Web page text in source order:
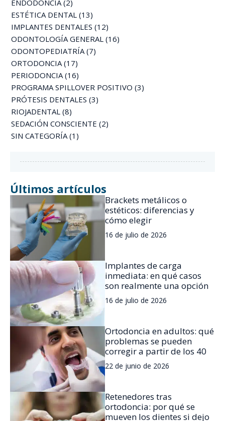
ENDODONCIA(2)
ESTÉTICA DENTAL (13)
IMPLANTES DENTALES (12)
ODONTOLOGÍA GENERAL (16)
ODONTOPEDIATRÍA(7)
ORTODONCIA(17)
PERIODONCIA(16)
PROGRAMA SPILLOVER POSITIVO (3)
PRÓTESIS DENTALES (3)
RIOJADENTAL (8)
SEDACIÓN CONSCIENTE (2)
SIN CATEGORÍA(1)
Últimos artículos
Brackets metálicos o
estéticos: diferencias y
cómo elegir
16 de julio de 2026
Implantes de carga
inmediata: en qué casos
son realmente una opción
16 de julio de 2026
Ortodoncia en adultos: qué
problemas se pueden
corregir a partir de los 40
22 de junio de 2026
Retenedores tras
ortodoncia: por qué se
mueven los dientes si dejo